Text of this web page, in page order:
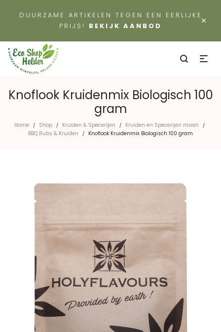
×
DUURZAME ARTIKELEN TEGEN EEN EERLIJKE
PRIJS! BEKIJK AANBOD
Knoflook Kruidenmix Biologisch 100
gram
Home / Shop / Kruiden & Specerijen / Kruiden en Specerijen mixen /
BBQ Rubs & Kruiden / Knoflook Kruidenmix Biologisch 100 gram